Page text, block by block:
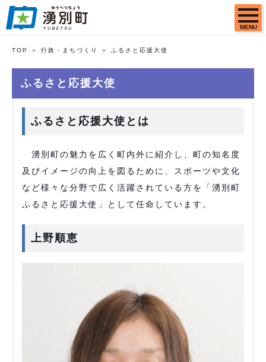
MENU
TOP 行政・まちづくり ふるさと応援大使
ふるさと応援大使
ふるさと応援大使とは
湧別町の魅力を広く町内外に紹介し、町の知名度
及びイメージの向上を図るために、スポーツや文化
など様々な分野で広く活躍されている方を「湧別町
ふるさと応援大使」として任命しています。
上野順恵